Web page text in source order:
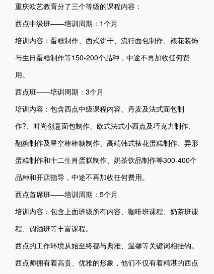
重庆欧艺教育分了三个等级的课程内容：
西点中级班——培训周期：1个月
培训内容：蛋糕制作、西式饼干、流行面包制作、裱花装饰
与生日蛋糕制作等150-200个品种，中途不再加收任何费
用。
西点班——培训周期：3个月
培训内容：包含西点中级课程内容、丹麦及法式面包制
作?、时尚创意面包制作、欧式法式小西点及巧克力制作、
翻糖制作及星空棒棒糖制作、高端韩式裱花蛋糕制作、异形
蛋糕制作和十二生肖蛋糕制作、奶茶饮品制作等300-400个
品种和开店指导，中途不再加收任何费用。
西点首席班——培训周期：5个月
培训内容：包含上面班级所有内容、咖啡班课程、奶茶班课
程、调酒班等丰富课程。
西点的工作环境从始至终都与典雅、温馨等关键词相挂钩。
西点师拥有着高贵、优雅的形象，他们不仅有着精湛的西点